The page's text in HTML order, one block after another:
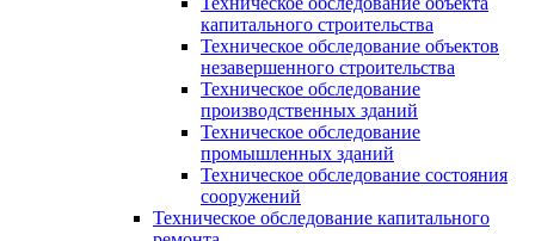
капитального строительства
Техническое обследование объектов
незавершенного строительства
Техническое обследование
производственных зданий
Техническое обследование
промышленных зданий
Техническое обследование состояния
сооружений
Техническое обследование капитального